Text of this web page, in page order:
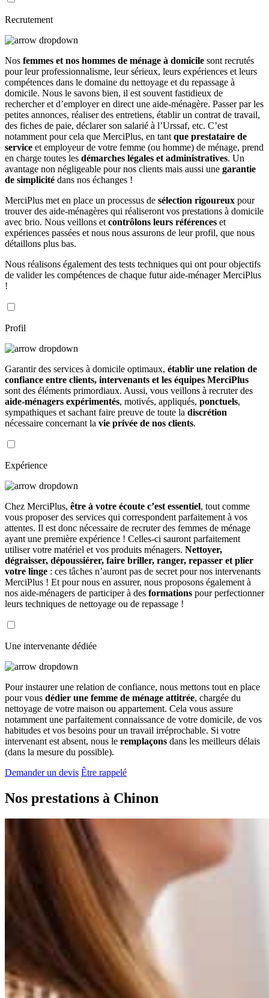
Recrutement
Nos femmes et nos hommes de ménage à domicile sont recrutés
pour leur professionnalisme, leur sérieux, leurs expériences et leurs
compétences dans le domaine du nettoyage et du repassage à
domicile. Nous le savons bien, il est souvent fastidieux de
rechercher et d’employer en direct une aide-ménagère. Passer par les
petites annonces, réaliser des entretiens, établir un contrat de travail,
des fiches de paie, déclarer son salarié à l’Urssaf, etc. C’est
notamment pour cela que MerciPlus, en tant que prestataire de
service et employeur de votre femme (ou homme) de ménage, prend
en charge toutes les démarches légales et administratives. Un
avantage non négligeable pour nos clients mais aussi une garantie
de simplicité dans nos échanges !
MerciPlus met en place un processus de sélection rigoureux pour
trouver des aide-ménagères qui réaliseront vos prestations à domicile
avec brio. Nous veillons et contrôlons leurs références et
expériences passées et nous nous assurons de leur profil, que nous
détaillons plus bas.
Nous réalisons également des tests techniques qui ont pour objectifs
de valider les compétences de chaque futur aide-ménager MerciPlus
!
Profil
Garantir des services à domicile optimaux, établir une relation de
confiance entre clients, intervenants et les équipes MerciPlus
sont des éléments primordiaux. Aussi, vous veillons à recruter des
aide-ménagers expérimentés, motivés, appliqués, ponctuels,
sympathiques et sachant faire preuve de toute la discrétion
nécessaire concernant la vie privée de nos clients.
Expérience
Chez MerciPlus, être à votre écoute c’est essentiel, tout comme
vous proposer des services qui correspondent parfaitement à vos
attentes. Il est donc nécessaire de recruter des femmes de ménage
ayant une première expérience ! Celles-ci sauront parfaitement
utiliser votre matériel et vos produits ménagers. Nettoyer,
dégraisser, dépoussiérer, faire briller, ranger, repasser et plier
votre linge : ces tâches n’auront pas de secret pour nos intervenants
MerciPlus ! Et pour nous en assurer, nous proposons également à
nos aide-ménagers de participer à des formations pour perfectionner
leurs techniques de nettoyage ou de repassage !
Une intervenante dédiée
Pour instaurer une relation de confiance, nous mettons tout en place
pour vous dédier une femme de ménage attitrée, chargée du
nettoyage de votre maison ou appartement. Cela vous assure
notamment une parfaitement connaissance de votre domicile, de vos
habitudes et vos besoins pour un travail irréprochable. Si votre
intervenant est absent, nous le remplaçons dans les meilleurs délais
(dans la mesure du possible).
Demander un devis Être rappelé
Nos prestations à Chinon